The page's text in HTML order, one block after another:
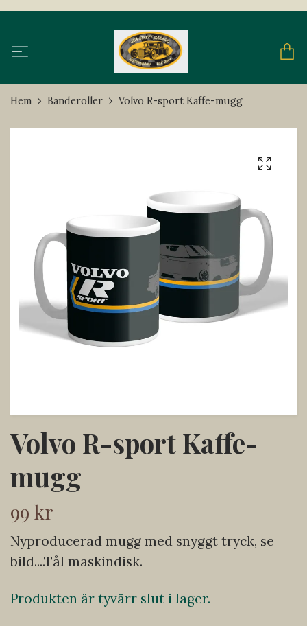
Hem Banderoller Volvo R-sport Kaffe-mugg
Volvo R-sport Kaffe-
mugg
99 kr
Nyproducerad mugg med snyggt tryck, se
bild....Tål maskindisk.
Produkten är tyvärr slut i lager.